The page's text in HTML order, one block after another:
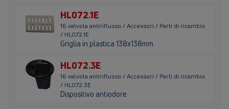
HL072.1E
16 valvola antiriflusso / Accessori / Parti di ricambio
/ HL072.1E
Griglia in plastica 138x138mm
HL072.3E
16 valvola antiriflusso / Accessori / Parti di ricambio
/ HL072.3E
Dispositivo antiodore